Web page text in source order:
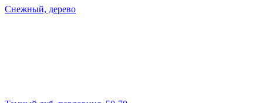
Снежный, дерево